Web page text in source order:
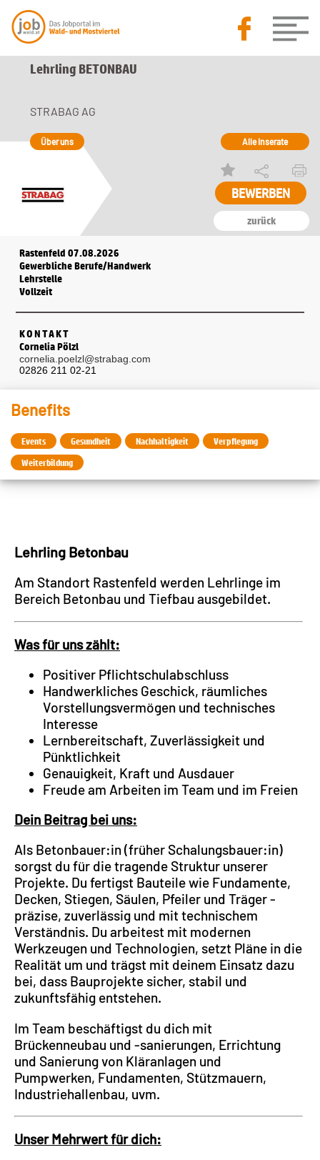
Lehrling BETONBAU
zurück
STRABAG AG
Über uns Alle Inserate
Rastenfeld 07.08.2026
Gewerbliche Berufe/Handwerk
Lehrstelle
Vollzeit
KONTAKT
Cornelia Pölzl
cornelia.poelzl@strabag.com
02826 211 02-21
Benefits
Events Gesundheit Nachhaltigkeit
Verpflegung
Weiterbildung
Lehrling Betonbau
Am Standort Rastenfeld werden Lehrlinge im
Bereich Betonbau und Tiefbau ausgebildet.
Was für uns zählt:
Positiver Pflichtschulabschluss
Handwerkliches Geschick, räumliches
Vorstellungsvermögen und technisches
Interesse
Lernbereitschaft, Zuverlässigkeit und
Pünktlichkeit
Genauigkeit, Kraft und Ausdauer
Freude am Arbeiten im Team und im Freien
Dein Beitrag bei uns:
Als Betonbauer:in (früher Schalungsbauer:in)
sorgst du für die tragende Struktur unserer
Projekte. Du fertigst Bauteile wie Fundamente,
Decken, Stiegen, Säulen, Pfeiler und Träger -
präzise, zuverlässig und mit technischem
Verständnis. Du arbeitest mit modernen
Werkzeugen und Technologien, setzt Pläne in die
Realität um und trägst mit deinem Einsatz dazu
bei, dass Bauprojekte sicher, stabil und
zukunftsfähig entstehen.
Im Team beschäftigst du dich mit
Brückenneubau und -sanierungen, Errichtung
und Sanierung von Kläranlagen und
Pumpwerken, Fundamenten, Stützmauern,
Industriehallenbau, uvm.
Unser Mehrwert für dich: